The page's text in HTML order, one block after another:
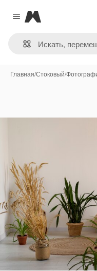
Close menu
Magnific
Главная/Стоковый/